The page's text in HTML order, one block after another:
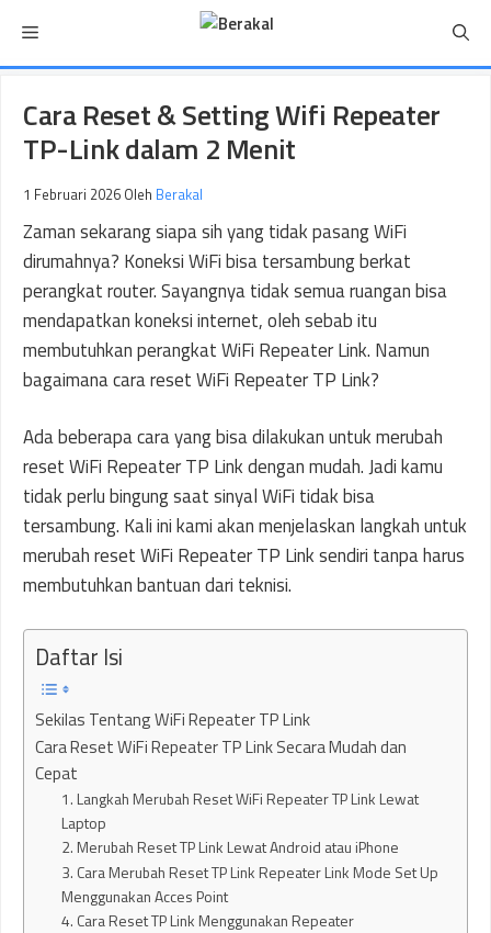
isi
Menu
Cara Reset & Setting Wifi Repeater
TP-Link dalam 2 Menit
1 Februari 2026 Oleh Berakal
Zaman sekarang siapa sih yang tidak pasang WiFi
dirumahnya? Koneksi WiFi bisa tersambung berkat
perangkat router. Sayangnya tidak semua ruangan bisa
mendapatkan koneksi internet, oleh sebab itu
membutuhkan perangkat WiFi Repeater Link. Namun
bagaimana cara reset WiFi Repeater TP Link?
Ada beberapa cara yang bisa dilakukan untuk merubah
reset WiFi Repeater TP Link dengan mudah. Jadi kamu
tidak perlu bingung saat sinyal WiFi tidak bisa
tersambung. Kali ini kami akan menjelaskan langkah untuk
merubah reset WiFi Repeater TP Link sendiri tanpa harus
membutuhkan bantuan dari teknisi.
Daftar Isi
Sekilas Tentang WiFi Repeater TP Link
Cara Reset WiFi Repeater TP Link Secara Mudah dan
Cepat
1. Langkah Merubah Reset WiFi Repeater TP Link Lewat
Laptop
2. Merubah Reset TP Link Lewat Android atau iPhone
3. Cara Merubah Reset TP Link Repeater Link Mode Set Up
Menggunakan Acces Point
4. Cara Reset TP Link Menggunakan Repeater